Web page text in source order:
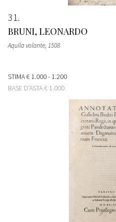
31
BRUNI, LEONARDO
Aquila volante, 1508
STIMA€ 1.000 - 1.200
BASE D'ASTA€ 1.000